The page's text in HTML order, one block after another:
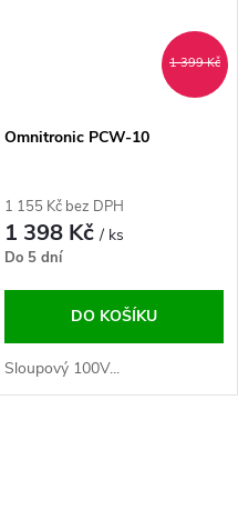
1 399 Kč
Omnitronic PCW-10
1 155 Kč bez DPH
1 398 Kč/ ks
Do 5 dní
DO KOŠÍKU
Sloupový 100V...